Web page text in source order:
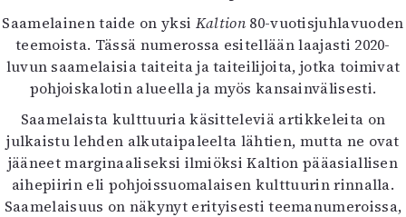
Oulu2026
Näyttelyt
Musiikki
Levyt
Kuvataide
Kirjat
In English
Esitystaide
Arkisto
Saamelainen taide on yksi Kaltion80-vuotisjuhlavuoden
teemoista. Tässä numerossa esitellään laajasti 2020-
luvun saamelaisia taiteita ja taiteilijoita, jotka toimivat
pohjoiskalotin alueella ja myös kansainvälisesti.
Saamelaista kulttuuria käsitteleviä artikkeleita on
julkaistu lehden alkutaipaleelta lähtien, mutta ne ovat
jääneet marginaaliseksi ilmiöksi Kaltion pääasiallisen
aihepiirin eli pohjoissuomalaisen kulttuurin rinnalla.
Saamelaisuus on näkynyt erityisesti teemanumeroissa,